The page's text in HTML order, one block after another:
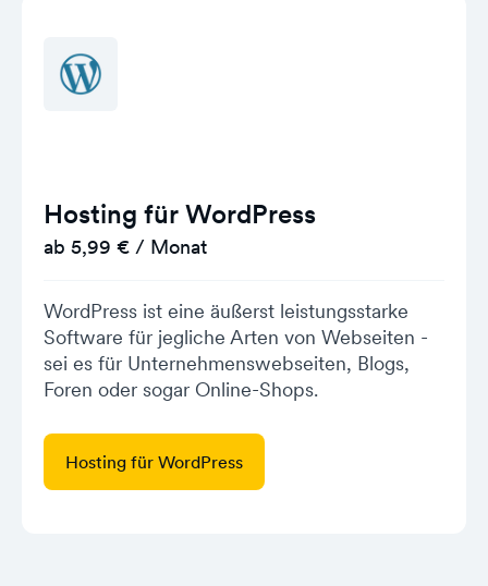
Hosting für WordPress
ab 5,99 € / Monat
WordPress ist eine äußerst leistungsstarke
Software für jegliche Arten von Webseiten -
sei es für Unternehmenswebseiten, Blogs,
Foren oder sogar Online-Shops.
Hosting für WordPress